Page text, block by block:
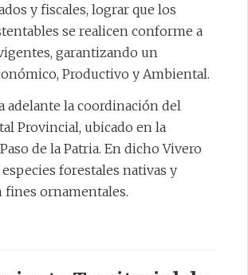
y fiscales, lograr que los
se realicen conforme a
garantizando un
Productivo y Ambiental.
adelante la coordinación del
Provincial, ubicado en la
de la Patria. En dicho Vivero
forestales nativas y
fines ornamentales.